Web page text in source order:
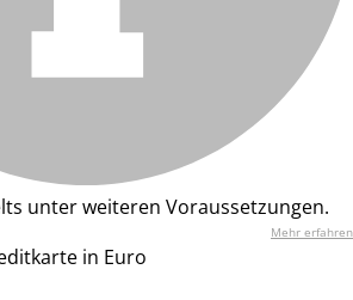
unter weiteren Voraussetzungen.
Mehr erfahren
in Euro